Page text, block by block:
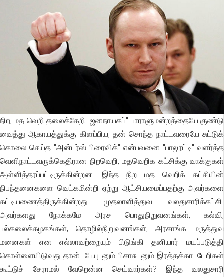
நிற, மத வெறி தலைக்கேறி "ஜனநாயகப்" பாராளுமன்றத்தையே குண்டு
வைத்து ஆகாயத்துக்கு கிளப்பிய, தன் சொந்த நாட்டவரையே சுட்டுக்
கொலை செய்த "அன்டர்ஸ் பிரைவிக்" என்பவனை "பாலூட்டி" வளர்த்த
வெளிநாட்டவருக்கெதிரான நிறவெறி, மதவெறிக கட்சிக்கு வாக்குகள்
அள்ளித்தரப்பட்டிருக்கின்றன. இந்த நிற மத வெறிக் கட்சியின்
நிபந்தனைகளை வெட்கமின்றி ஏற்று ஆட்சியமைப்பதற்கு அவர்களை
கட்டியணைத்திருக்கின்றது முதலாளித்துவ வலதுசாரிக்கட்சி.
அவர்களது நோக்கமே அரச பொதுநிறுவனங்கள், கல்வி,
பல்கலைக்கழகங்கள், தொழில்நிறுவனங்கள், அரசாங்க மருத்துவ
மனைகள் என எல்லாவற்றையும் பிடுங்கி தனியார் மயப்படுத்தி
கொள்ளையிடுவது தான். பேயுடனும் பிசாசுடனும் இரத்தக்காடடேறிகள்
கூட்டுச் சேராமல் வேறென்ன செய்வார்கள்? இந்த வலதுசாரி